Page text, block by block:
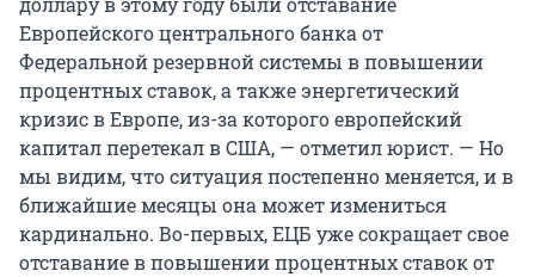
Европейского центрального банка от
Федеральной резервной системы в повышении
процентных ставок, а также энергетический
кризис в Европе, из-за которого европейский
капитал перетекал в США, — отметил юрист. — Но
мы видим, что ситуация постепенно меняется, и в
ближайшие месяцы она может измениться
кардинально. Во-первых, ЕЦБ уже сокращает свое
отставание в повышении процентных ставок от